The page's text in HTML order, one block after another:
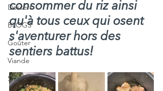
Dessert
BLOGS
Goûter
Viande
Salade
consommer du riz ainsi
qu'à tous ceux qui osent
s'aventurer hors des
sentiers battus!